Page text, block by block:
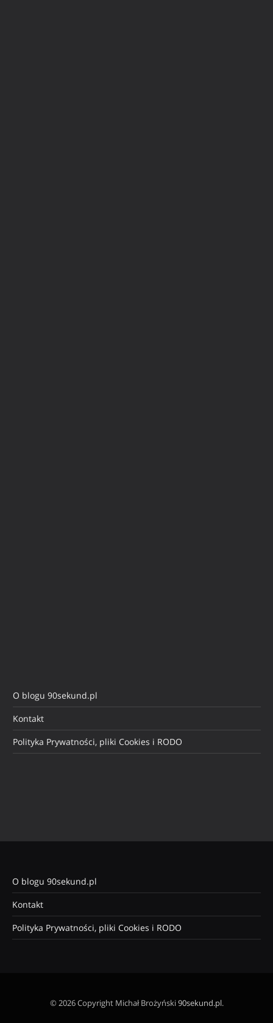
O blogu 90sekund.pl
Kontakt
Polityka Prywatności, pliki Cookies i RODO
O blogu 90sekund.pl
Kontakt
Polityka Prywatności, pliki Cookies i RODO
© 2026 Copyright Michał Brożyński90sekund.pl.